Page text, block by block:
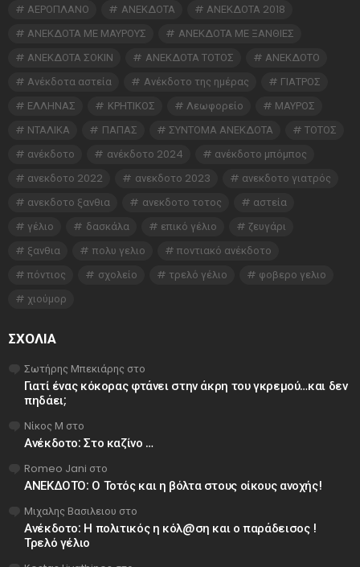
ΑΕΡΟΠΛΑΝΟ
ΑΝΕΚΔΟΤΑ
ΑΝΕΚΔΟΤΑ 2018
ΑΝΕΚΔΟΤΑ ΜΕ ΜΑΥΡΟΥΣ
ΑΝΕΚΔΟΤΑ ΜΕ ΞΑΝΘΙΕΣ
ΑΝΕΚΔΟΤΑ ΣΟΚΙΝ
ΑΝΕΚΔΟΤΑ ΤΟΤΟΣ
ΑΝΕΚΔΟΤΟ
Ανέκδοτα αστεία
Ανέκδοτο της ημέρας
ΓΙΑΤΡΟΣ
ΕΛΛΗΝΑΣ
ΚΡΗΤΙΚΟΣ Λεωφορείο
ΜΑΥΡΟΣ
ΝΤΑΛΙΚΑ
ΠΑΠΑΣ ΣΥΝΤΟΜΑ ΑΝΕΚΔΟΤΑ
ΤΟΤΟΣ
ανέκδοτο
ανέκδοτο 2024
ανέκδοτο μπόμπος
ανεκδοτο 2022
ανεκδοτο 2023
ανεκδοτο γιατρός
ανεκδοτο ξανθια
ανεκδοτο τοτος
αστεία
γέλιο
δασκάλα επικό γέλιο
ζευγάρι
ξανθια
πολυ γελιο
ποντιακό ανέκδοτο
πόντιος
σχολείο τρελό γέλιο
φοβερο γελιο
χιούμορ
ΣΧΌΛΙΑ
Σωτήρης Μπεκιάρης στο
Γιατί ένας κόκορας φτάνει στην άκρη του γκρεμού…και δεν
πηδάει;
Νίκος Μ στο
Ανέκδοτο: Στο καζίνο …
Romeo Jani στο
ΑΝΕΚΔΟΤΟ: Ο Τοτός και η βόλτα στους οίκους ανοχής!
Μιχαλης Βασιλειου στο
Ανέκδοτο: Η πολιτικός η κόλ@ση και ο παράδεισος !
Τρελό γέλιο